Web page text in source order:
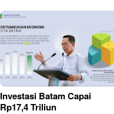
Investasi Batam Capai
Rp17,4 Triliun